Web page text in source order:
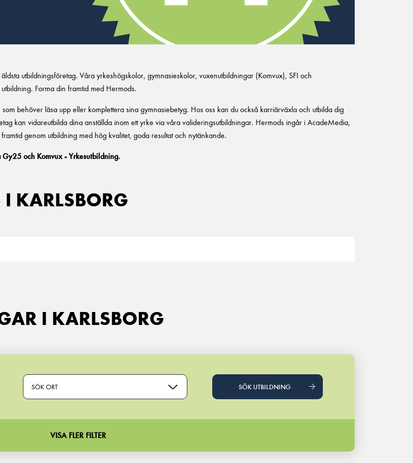
utbildningsföretag. Våra yrkeshögskolor, gymnasieskolor, vuxenutbildningar (Komvux), SFI och
Forma din framtid med Hermods.
behöver läsa upp eller komplettera sina gymnasiebetyg. Hos oss kan du också karriärväxla och utbilda dig
kan vidareutbilda dina anställda inom ett yrke via våra valideringsutbildningar. Hermods ingår i AcadeMedia,
genom utbildning med hög kvalitet, goda resultat och nytänkande.
Gy25 och Komvux - Yrkesutbildning.
KARLSBORG
I KARLSBORG
SÖK ORT SÖK UTBILDNING
VISA FLER FILTER